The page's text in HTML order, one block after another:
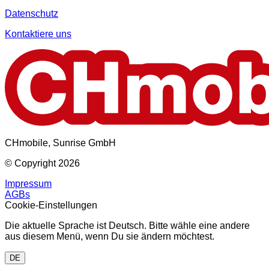
Datenschutz
Kontaktiere uns
CHmobile, Sunrise GmbH
© Copyright 2026
Impressum
AGBs
Cookie-Einstellungen
Die aktuelle Sprache ist Deutsch. Bitte wähle eine andere
aus diesem Menü, wenn Du sie ändern möchtest.
DE